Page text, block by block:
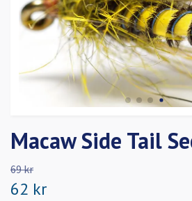
Macaw Side Tail
69 kr
62 kr